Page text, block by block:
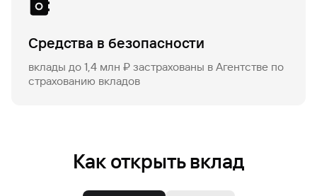
Средства в безопасности
вклады до 1,4 млн ₽ застрахованы в Агентстве по
страхованию вкладов
Как открыть вклад